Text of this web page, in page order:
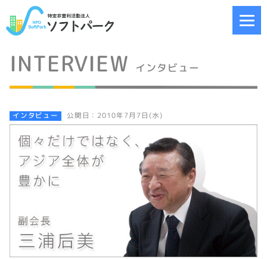
INTERVIEW インタビュー
インタビュー 公開日：2010年7月7日(水)